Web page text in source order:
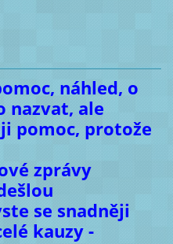
náhled, o
nazvat, ale
pomoc, protože
zprávy
se snadněji
kauzy -